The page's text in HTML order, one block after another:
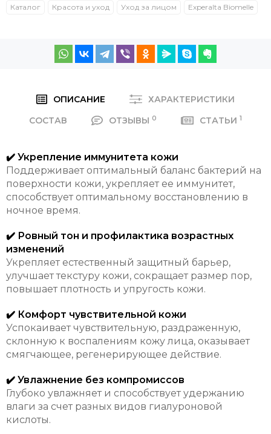
Каталог Красота и уход Уход за лицом Experalta Biomelle
ОПИСАНИЕ
ХАРАКТЕРИСТИКИ
СОСТАВ
ОТЗЫВЫ 0 СТАТЬИ 1
✔️ Укрепление иммунитета кожи
Поддерживает оптимальный баланс бактерий на
поверхности кожи, укрепляет ее иммунитет,
способствует оптимальному восстановлению в
ночное время.
✔️ Ровный тон и профилактика возрастных
изменений
Укрепляет естественный защитный барьер,
улучшает текстуру кожи, сокращает размер пор,
повышает плотность и упругость кожи.
✔️ Комфорт чувствительной кожи
Успокаивает чувствительную, раздраженную,
склонную к воспалениям кожу лица, оказывает
смягчающее, регенерирующее действие.
✔️ Увлажнение без компромиссов
Глубоко увлажняет и способствует удержанию
влаги за счет разных видов гиалуроновой
кислоты.